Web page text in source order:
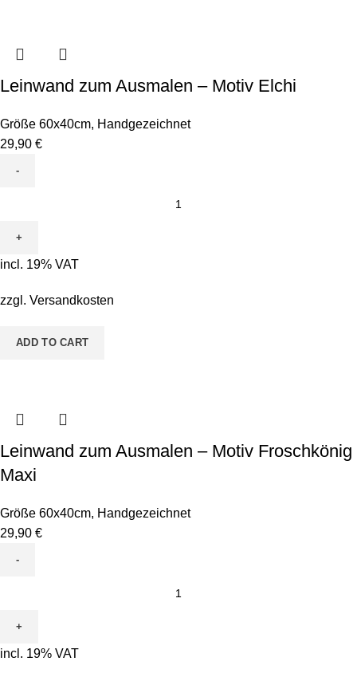
Leinwand zum Ausmalen – Motiv Elchi
Größe 60x40cm, Handgezeichnet
29,90 €
Ausmalen
-
Elchi
incl. 19% VAT
zzgl. Versandkosten
ADD TO CART
Leinwand zum Ausmalen – Motiv Froschkönig
Maxi
Größe 60x40cm, Handgezeichnet
29,90 €
Ausmalen
-
incl. 19% VAT